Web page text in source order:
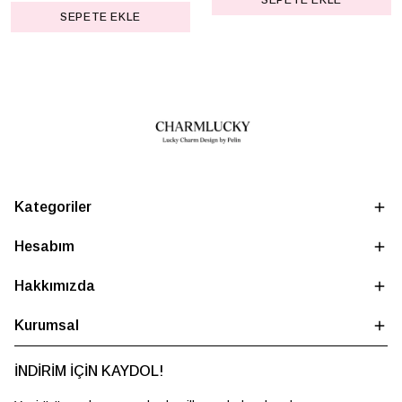
SEPETE EKLE
Kategoriler
Hesabım
Hakkımızda
Kurumsal
İNDİRİM İÇİN KAYDOL!